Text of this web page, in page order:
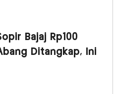
Bajaj Rp100
Ditangkap, Ini